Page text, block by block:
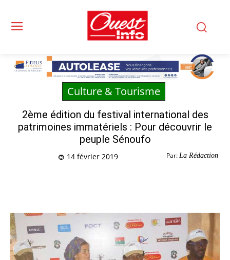
Culture & Tourisme
2ème édition du festival international des
patrimoines immatériels : Pour découvrir le
peuple Sénoufo
Par: La Rédaction
14 février 2019